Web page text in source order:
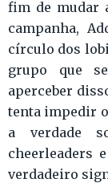
fim de mudar
campanha,
círculo dos
grupo que
aperceber
tenta impedir
a verdade
cheerleaders
verdadeiro